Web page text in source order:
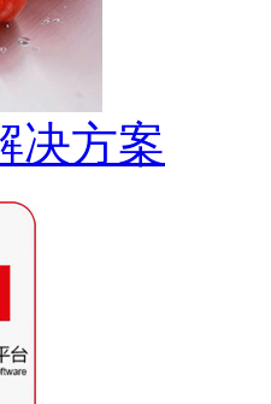
决方案